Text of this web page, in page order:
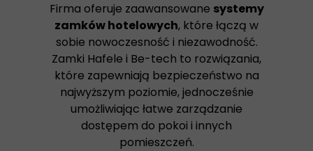
Firma oferuje zaawansowane systemy
zamków hotelowych, które łączą w
sobie nowoczesność i niezawodność.
Zamki Hafele i Be-tech to rozwiązania,
które zapewniają bezpieczeństwo na
najwyższym poziomie, jednocześnie
umożliwiając łatwe zarządzanie
dostępem do pokoi i innych
pomieszczeń.